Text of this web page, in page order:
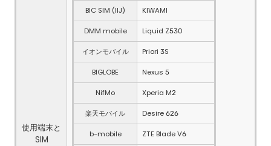
使用端末と
SIM
BIC SIM (IIJ) KIWAMI
DMM mobile Liquid Z530
イオンモバイル Priori 3S
BIGLOBE Nexus 5
NifMo Xperia M2
楽天モバイル Desire 626
b-mobile ZTE Blade V6